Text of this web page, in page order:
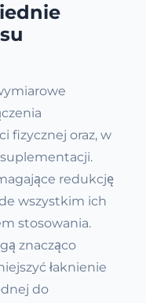
fizycznej oraz, w
redukcję
wszystkim ich
stosowania.
znacząco
łaknienie
do